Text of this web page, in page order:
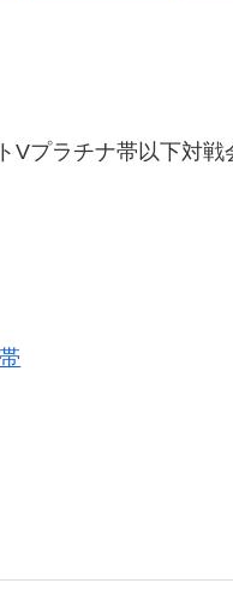
Vプラチナ帯以下対戦